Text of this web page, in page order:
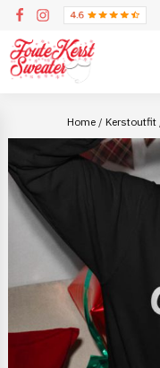
Home / Kerstoutfit